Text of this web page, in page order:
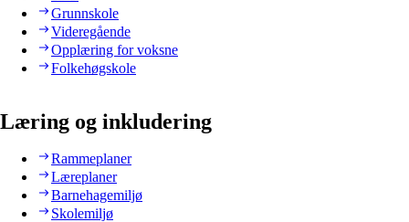
Grunnskole
Videregående
Opplæring for voksne
Folkehøgskole
Læring og inkludering
Rammeplaner
Læreplaner
Barnehagemiljø
Skolemiljø